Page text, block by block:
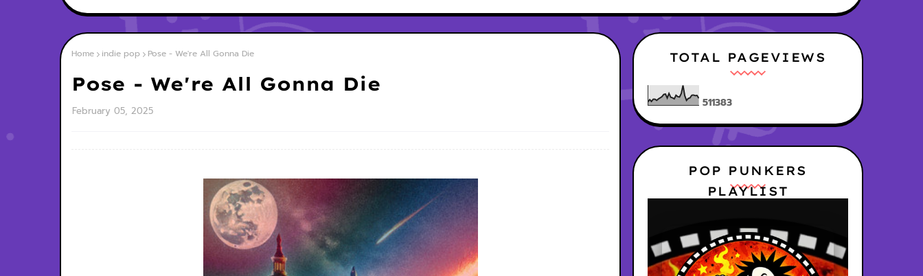
Home indie pop Pose - We're All Gonna Die
Pose - We're All Gonna Die
February 05, 2025
TOTAL PAGEVIEWS
511383
POP PUNKERS
PLAYLIST